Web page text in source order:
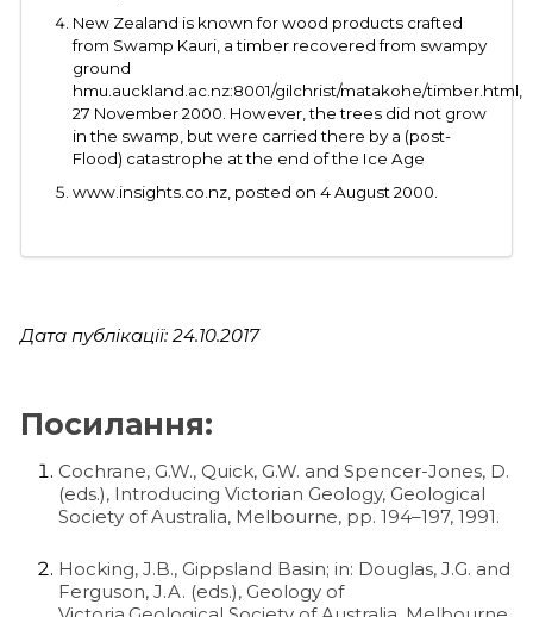
New Zealand is known for wood products crafted
from Swamp Kauri, a timber recovered from swampy
ground
hmu.auckland.ac.nz:8001/gilchrist/matakohe/timber.html,
27 November 2000. However, the trees did not grow
in the swamp, but were carried there by a (post-
Flood) catastrophe at the end of the Ice Age
www.insights.co.nz, posted on 4 August 2000.
Дата публікації: 24.10.2017
Посилання:
Cochrane, G.W., Quick, G.W. and Spencer-Jones, D.
(eds.), Introducing Victorian Geology, Geological
Society of Australia, Melbourne, pp. 194–197, 1991.
Hocking, J.B., Gippsland Basin; in: Douglas, J.G. and
Ferguson, J.A. (eds.), Geology of